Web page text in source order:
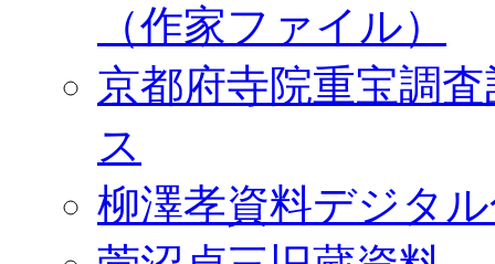
（作家ファイル）
京都府寺院重宝調
ス
柳澤孝資料デジタ